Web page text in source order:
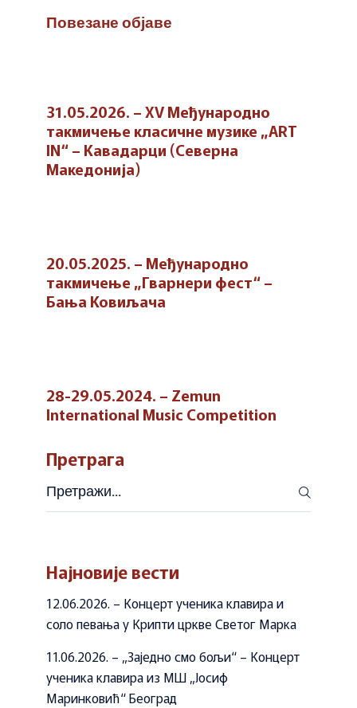
Повезане објаве
31.05.2026. – XV Међународно
такмичење класичне музике „ART
IN“ – Кавадарци (Северна
Македонија)
20.05.2025. – Међународно
такмичење „Гварнери фест“ –
Бања Ковиљача
28-29.05.2024. – Zemun
International Music Competition
Претрага
Претражи
Најновије вести
12.06.2026. – Концерт ученика клавира и
соло певања у Крипти цркве Светог Марка
11.06.2026. – „Заједно смо бољи“ – Концерт
ученика клавира из МШ „Јосиф
Маринковић“ Београд